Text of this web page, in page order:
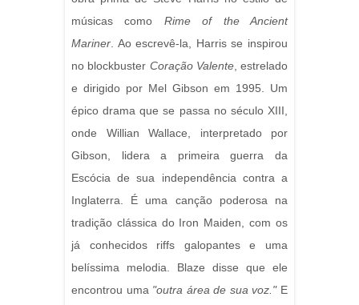
músicas como Rime of the Ancient
Mariner. Ao escrevê-la, Harris se inspirou
no blockbuster Coração Valente, estrelado
e dirigido por Mel Gibson em 1995. Um
épico drama que se passa no século XIII,
onde Willian Wallace, interpretado por
Gibson, lidera a primeira guerra da
Escócia de sua independência contra a
Inglaterra. É uma canção poderosa na
tradição clássica do Iron Maiden, com os
já conhecidos riffs galopantes e uma
belíssima melodia. Blaze disse que ele
encontrou uma "outra área de sua voz."E